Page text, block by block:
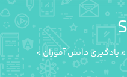
>یادگیری دانش آموزان >